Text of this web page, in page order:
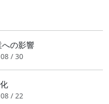
の影響
/ 30
/ 22